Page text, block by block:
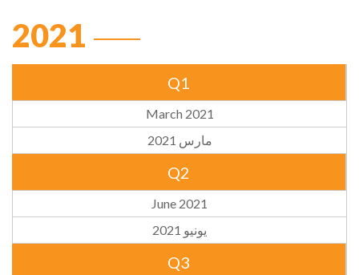
2021
Q1
March 2021
مارس 2021
Q2
June 2021
يونيو 2021
Q3